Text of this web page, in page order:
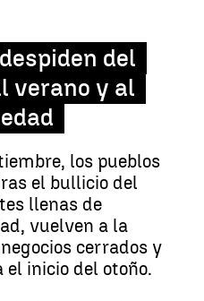
del
verano y al
los pueblos
el bullicio del
llenas de
vuelven a la
cerrados y
inicio del otoño.